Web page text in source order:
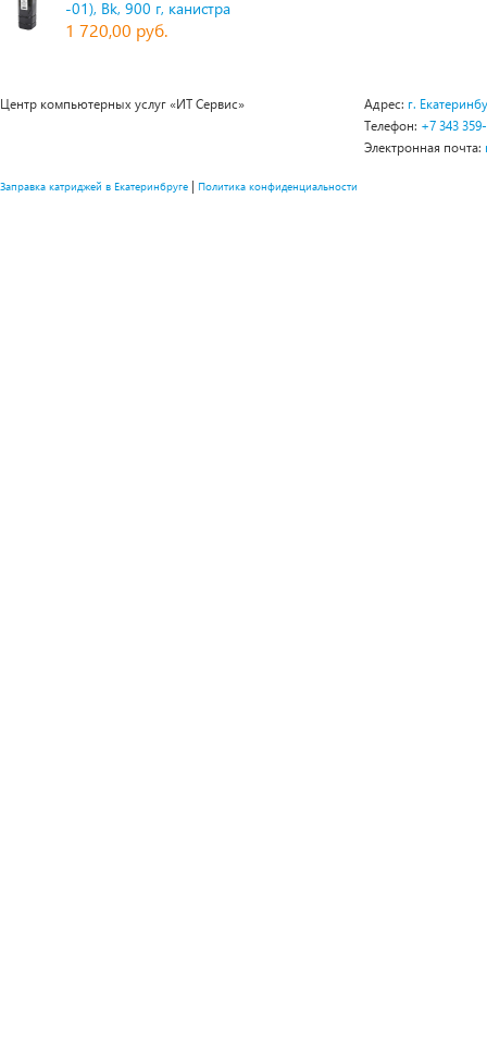
-01), Bk, 900 г, канистра
1 720,00 руб.
Центр компьютерных услуг «ИТ Сервис» Адрес: г.
Телефон: +7 343
Электронная почта:
Заправка катриджей в Екатеринбруге | Политика конфиденциальности